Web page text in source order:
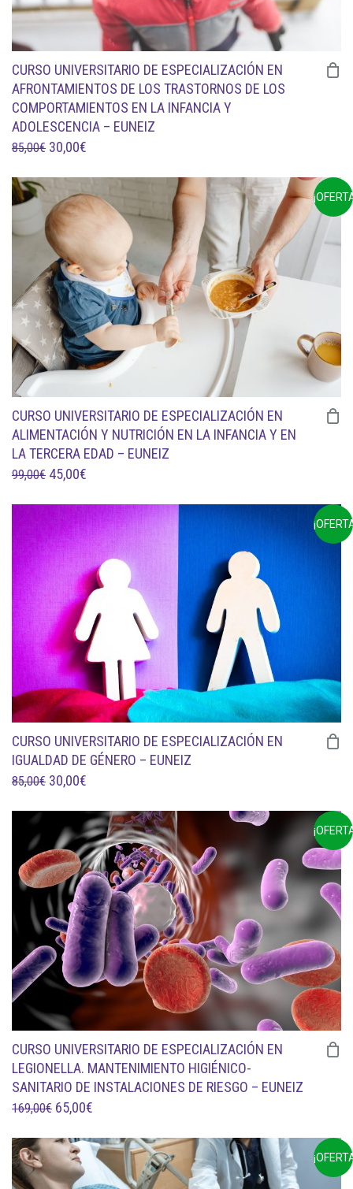
CURSO UNIVERSITARIO DE ESPECIALIZACIÓN EN
AFRONTAMIENTOS DE LOS TRASTORNOS DE LOS
COMPORTAMIENTOS EN LA INFANCIA Y
ADOLESCENCIA – EUNEIZ
85,00€ EL
ORIGINAL
ERA:
85,00€.
30,00€
ES:
30,00€.
CURSO UNIVERSITARIO DE ESPECIALIZACIÓN EN
ALIMENTACIÓN Y NUTRICIÓN EN LA INFANCIA Y EN
LA TERCERA EDAD – EUNEIZ
99,00€ EL
ORIGINAL
ERA:
99,00€.
45,00€
ACTUAL
ES:
45,00€.
CURSO UNIVERSITARIO DE ESPECIALIZACIÓN EN
IGUALDAD DE GÉNERO – EUNEIZ
85,00€ EL
ORIGINAL
ERA:
85,00€.
30,00€
ACTUAL
ES:
30,00€.
CURSO UNIVERSITARIO DE ESPECIALIZACIÓN EN
LEGIONELLA. MANTENIMIENTO HIGIÉNICO-
SANITARIO DE INSTALACIONES DE RIESGO – EUNEIZ
169,00€ EL
ORIGINAL
ERA:
65,00€
ACTUAL
ES: